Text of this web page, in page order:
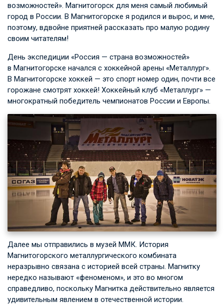
возможностей». Магнитогорск для меня самый любимый
город в России. В Магнитогорске я родился и вырос, и мне,
поэтому, вдвойне приятней рассказать про малую родину
своим читателям!
День экспедиции «Россия — страна возможностей»
в Магнитогорске начался с хоккейной арены «Металлург».
В Магнитогорске хоккей — это спорт номер один, почти все
горожане смотрят хоккей! Хоккейный клуб «Металлург» —
многократный победитель чемпионатов России и Европы.
Далее мы отправились в музей ММК. История
Магнитогорского металлургического комбината
неразрывно связана с историей всей страны. Магнитку
нередко называют «феноменом», и это во многом
справедливо, поскольку Магнитка действительно является
удивительным явлением в отечественной истории.